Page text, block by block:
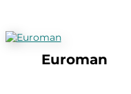
Euroman